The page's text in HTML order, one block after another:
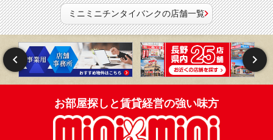
ミニミニチンタイバンクの店舗一覧
お部屋探しと賃貸経営の強い味方